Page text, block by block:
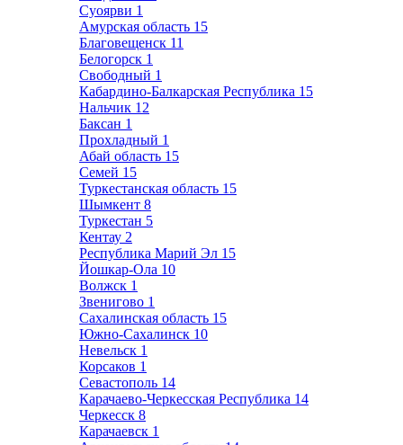
Суоярви 1
Амурская область 15
Благовещенск 11
Белогорск 1
Свободный 1
Кабардино-Балкарская Республика 15
Нальчик 12
Баксан 1
Прохладный 1
Абай область 15
Семей 15
Туркестанская область 15
Шымкент 8
Туркестан 5
Кентау 2
Республика Марий Эл 15
Йошкар-Ола 10
Волжск 1
Звенигово 1
Сахалинская область 15
Южно-Сахалинск 10
Невельск 1
Корсаков 1
Севастополь 14
Карачаево-Черкесская Республика 14
Черкесск 8
Карачаевск 1